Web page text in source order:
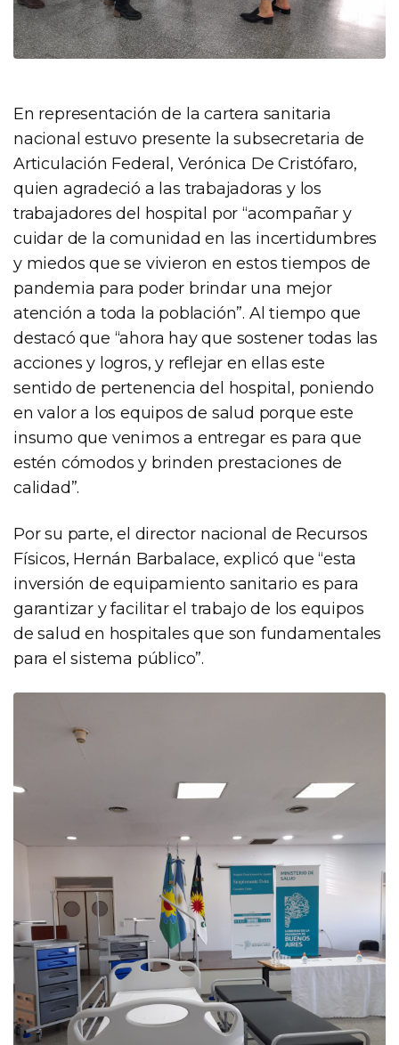
En representación de la cartera sanitaria
nacional estuvo presente la subsecretaria de
Articulación Federal, Verónica De Cristófaro,
quien agradeció a las trabajadoras y los
trabajadores del hospital por “acompañar y
cuidar de la comunidad en las incertidumbres
y miedos que se vivieron en estos tiempos de
pandemia para poder brindar una mejor
atención a toda la población”. Al tiempo que
destacó que “ahora hay que sostener todas las
acciones y logros, y reflejar en ellas este
sentido de pertenencia del hospital, poniendo
en valor a los equipos de salud porque este
insumo que venimos a entregar es para que
estén cómodos y brinden prestaciones de
calidad”.
Por su parte, el director nacional de Recursos
Físicos, Hernán Barbalace, explicó que “esta
inversión de equipamiento sanitario es para
garantizar y facilitar el trabajo de los equipos
de salud en hospitales que son fundamentales
para el sistema público”.